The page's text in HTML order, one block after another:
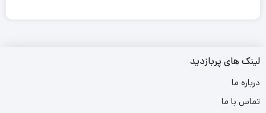
لینک های پربازدید
درباره ما
تماس با ما